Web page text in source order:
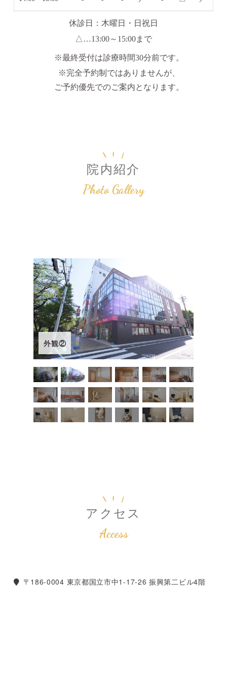
休診日：木曜日・日祝日
△…13:00～15:00まで
※最終受付は診療時間30分前です。
※完全予約制ではありませんが、
ご予約優先でのご案内となります。
院内紹介
Photo Gallery
エントランス
アクセス
Access
〒186-0004 東京都国立市中1-17-26 振興第二ビル4階